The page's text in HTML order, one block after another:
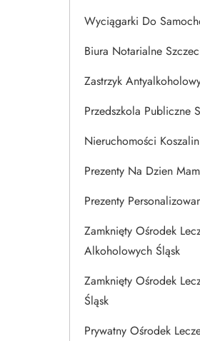
Wyciągarki Do
Biura Notarialne
Zastrzyk
Przedszkola Publiczne
Nieruchomości Koszalin
Prezenty Na Dzien
Prezenty
Zamknięty Ośrodek
Alkoholowych Śląsk
Zamknięty Ośrodek
Śląsk
Prywatny Ośrodek